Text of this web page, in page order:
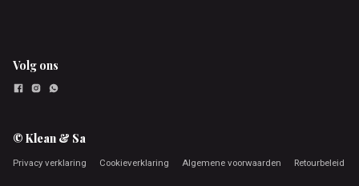
Volg ons
© Klean & Sa
Privacy verklaring Cookieverklaring Algemene voorwaarden Retourbeleid